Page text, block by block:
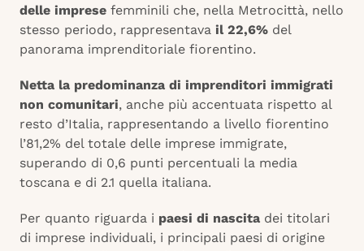
delle imprese femminili che, nella Metrocittà, nello
stesso periodo, rappresentava il 22,6% del
panorama imprenditoriale fiorentino.
Netta la predominanza di imprenditori immigrati
non comunitari, anche più accentuata rispetto al
resto d’Italia, rappresentando a livello fiorentino
l’81,2% del totale delle imprese immigrate,
superando di 0,6 punti percentuali la media
toscana e di 2.1 quella italiana.
Per quanto riguarda i paesi di nascita dei titolari
di imprese individuali, i principali paesi di origine